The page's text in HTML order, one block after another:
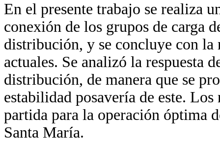
En el presente trabajo se realiza
conexión de los grupos de carga
distribución, y se concluye con
actuales. Se analizó la respuesta
distribución, de manera que se
estabilidad posavería de este.
partida para la operación óptima
Santa María.